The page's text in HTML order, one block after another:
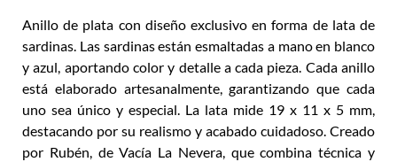
Anillo de plata con diseño exclusivo en forma de lata de
sardinas. Las sardinas están esmaltadas a mano en blanco
y azul, aportando color y detalle a cada pieza. Cada anillo
está elaborado artesanalmente, garantizando que cada
uno sea único y especial. La lata mide 19 x 11 x 5 mm,
destacando por su realismo y acabado cuidadoso. Creado
por Rubén, de Vacía La Nevera, que combina técnica y